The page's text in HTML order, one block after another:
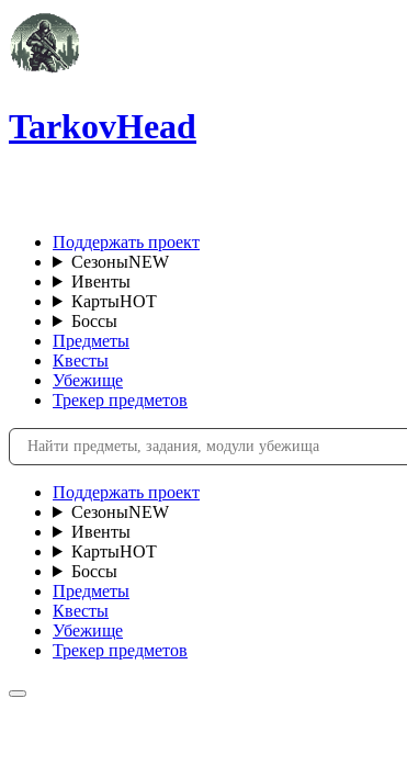
TarkovHead
Поддержать проект
СезоныNEW
Ивенты
КартыHOT
Боссы
Предметы
Квесты
Убежище
Трекер предметов
Поддержать проект
СезоныNEW
Ивенты
КартыHOT
Боссы
Предметы
Квесты
Убежище
Трекер предметов